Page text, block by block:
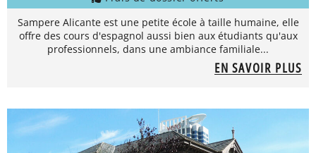
Sampere Alicante est une petite école à taille humaine, elle
offre des cours d'espagnol aussi bien aux étudiants qu'aux
professionnels, dans une ambiance familiale...
EN SAVOIR PLUS